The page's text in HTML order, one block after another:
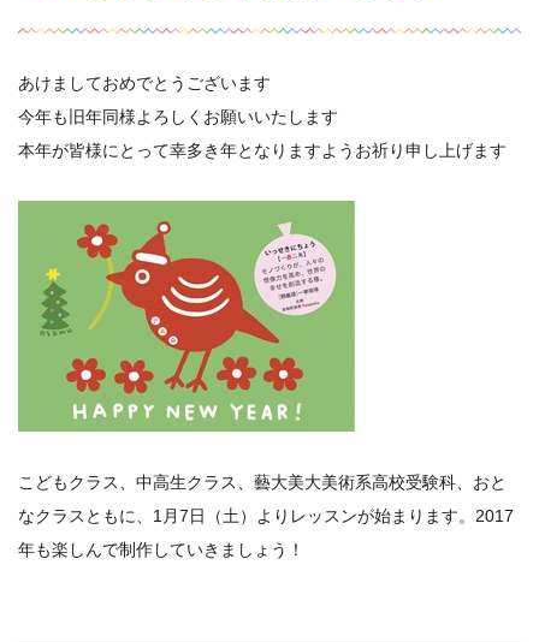
あけましておめでとうございます
今年も旧年同様よろしくお願いいたします
本年が皆様にとって幸多き年となりますようお祈り申し上げます
こどもクラス、中高生クラス、藝大美大美術系高校受験科、おと
なクラスともに、1月7日（土）よりレッスンが始まります。2017
年も楽しんで制作していきましょう！